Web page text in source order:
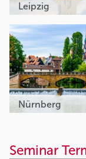
Leipzig
Nürnberg
Seminar